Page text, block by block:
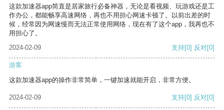
这款加速器app简直是居家旅行必备神器，无论是看视频、玩游戏还是工
作办公，都能畅享高速网络，再也不用担心网速卡顿了。以前出差的时
候，经常因为网速慢而无法正常使用网络，现在有了这个app，我再也不
用担心了。
2024-02-09
支持[0] 反对[0]
游客
这款加速器app的操作非常简单，一键加速就能开启，非常方便。
2024-02-09 支持[0] 反对[0]